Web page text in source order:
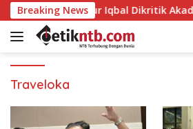
Langsung
ke
konten
Breaking News
Gubernur Iqbal Dikritik Akademisi
Traveloka